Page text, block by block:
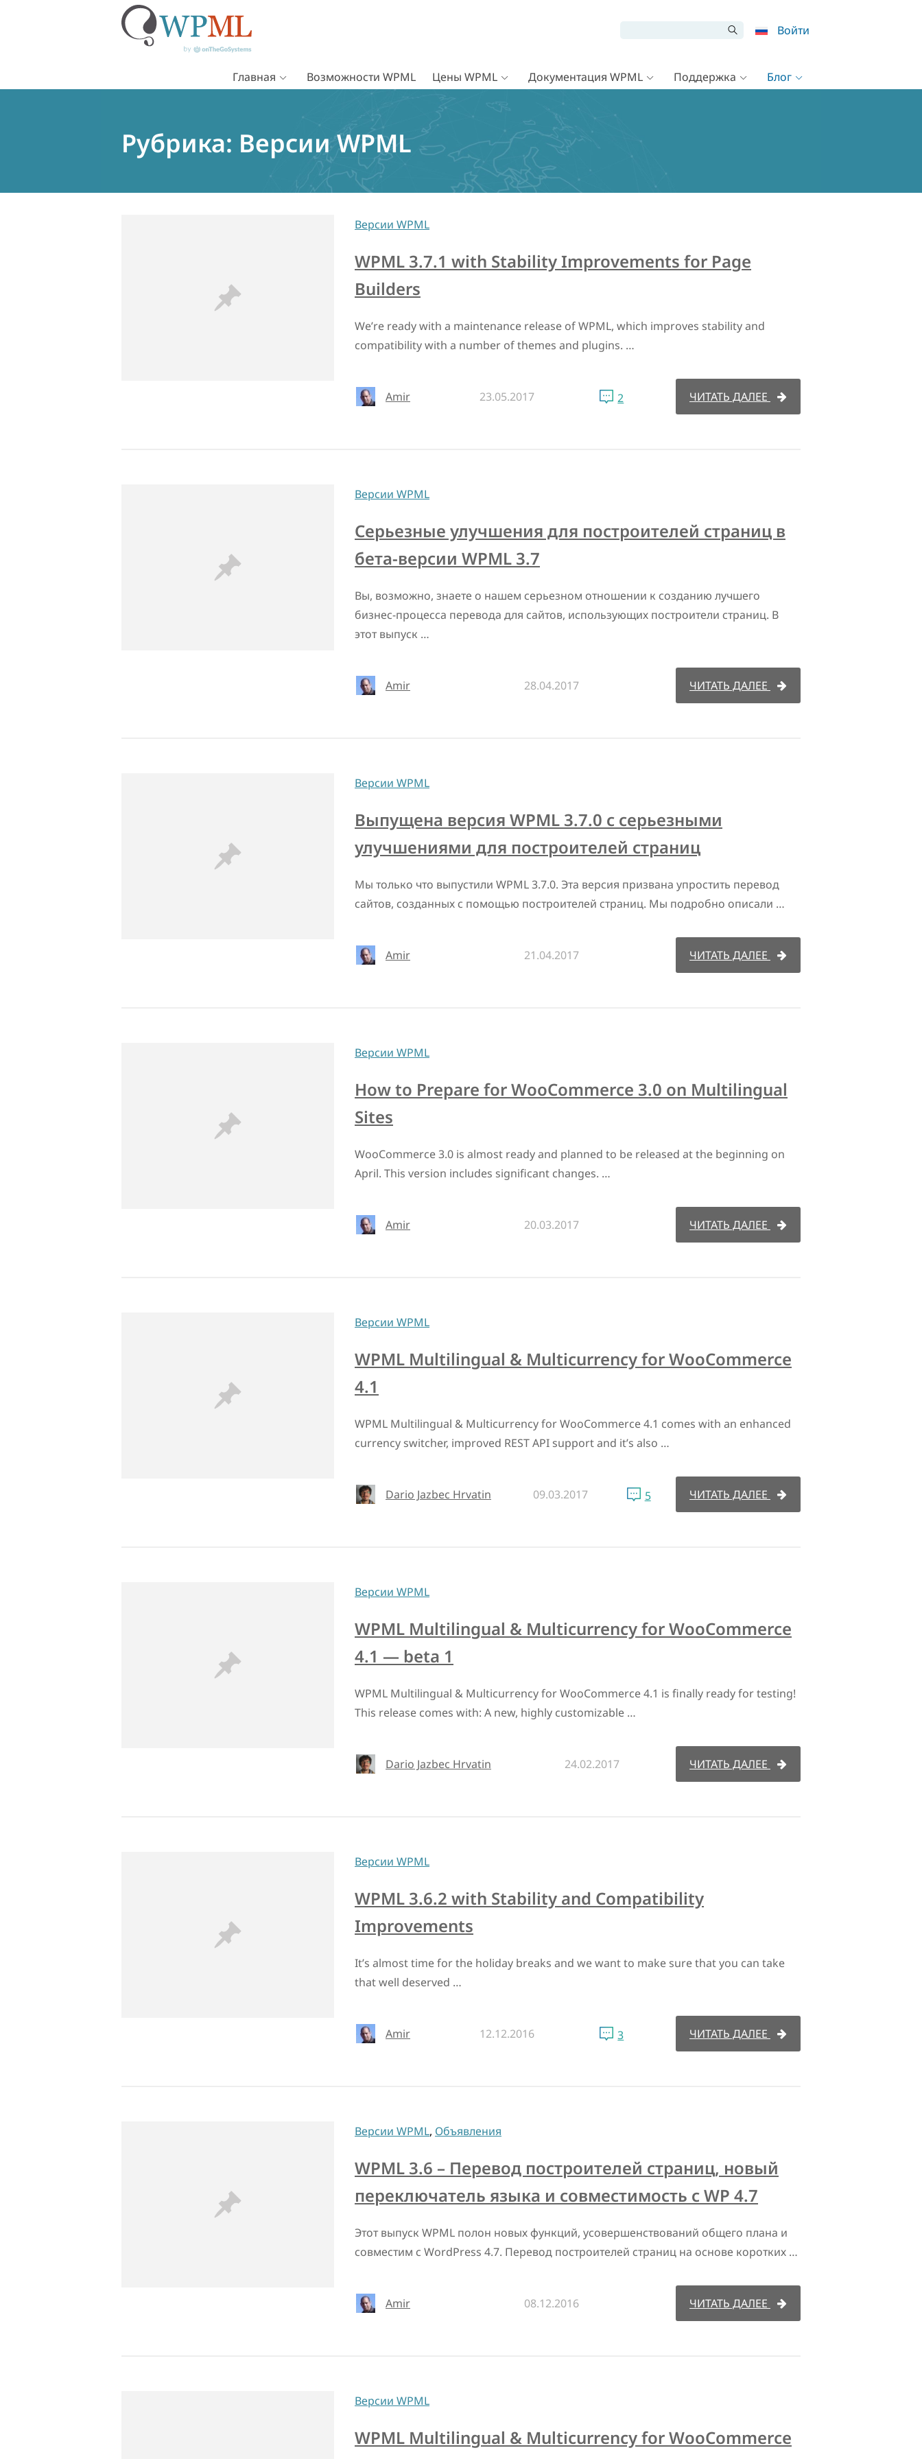
Войти
Главная Возможности WPML Цены WPML Документация WPML Поддержка Блог
Рубрика: Версии WPML
Версии WPML
WPML 3.7.1 with Stability Improvements for Page
Builders
We’re ready with a maintenance release of WPML, which improves stability and
compatibility with a number of themes and plugins. …
Amir 23.05.2017 2 ЧИТАТЬ ДАЛЕЕ
Версии WPML
Серьезные улучшения для построителей страниц в
бета-версии WPML 3.7
Вы, возможно, знаете о нашем серьезном отношении к созданию лучшего
бизнес-процесса перевода для сайтов, использующих построители страниц. В
этот выпуск …
Amir 28.04.2017 ЧИТАТЬ ДАЛЕЕ
Версии WPML
Выпущена версия WPML 3.7.0 с серьезными
улучшениями для построителей страниц
Мы только что выпустили WPML 3.7.0. Эта версия призвана упростить перевод
сайтов, созданных с помощью построителей страниц. Мы подробно описали …
Amir 21.04.2017 ЧИТАТЬ ДАЛЕЕ
Версии WPML
How to Prepare for WooCommerce 3.0 on Multilingual
Sites
WooCommerce 3.0 is almost ready and planned to be released at the beginning on
April. This version includes significant changes. …
Amir 20.03.2017 ЧИТАТЬ ДАЛЕЕ
Версии WPML
WPML Multilingual & Multicurrency for WooCommerce
4.1
WPML Multilingual & Multicurrency for WooCommerce 4.1 comes with an enhanced
currency switcher, improved REST API support and it’s also …
Dario Jazbec Hrvatin 09.03.2017 5 ЧИТАТЬ ДАЛЕЕ
Версии WPML
WPML Multilingual & Multicurrency for WooCommerce
4.1 — beta 1
WPML Multilingual & Multicurrency for WooCommerce 4.1 is finally ready for testing!
This release comes with: A new, highly customizable …
Dario Jazbec Hrvatin 24.02.2017 ЧИТАТЬ ДАЛЕЕ
Версии WPML
WPML 3.6.2 with Stability and Compatibility
Improvements
It’s almost time for the holiday breaks and we want to make sure that you can take
that well deserved …
Amir 12.12.2016 3 ЧИТАТЬ ДАЛЕЕ
Версии WPML, Объявления
WPML 3.6 – Перевод построителей страниц, новый
переключатель языка и совместимость с WP 4.7
Этот выпуск WPML полон новых функций, усовершенствований общего плана и
совместим с WordPress 4.7. Перевод построителей страниц на основе коротких …
Amir 08.12.2016 ЧИТАТЬ ДАЛЕЕ
Версии WPML
WPML Multilingual & Multicurrency for WooCommerce